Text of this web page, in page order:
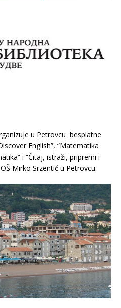
u Petrovcu besplatne
English”, “Matematika
i “Čitaj, istraži, pripremi i
Mirko Srzentić u Petrovcu.